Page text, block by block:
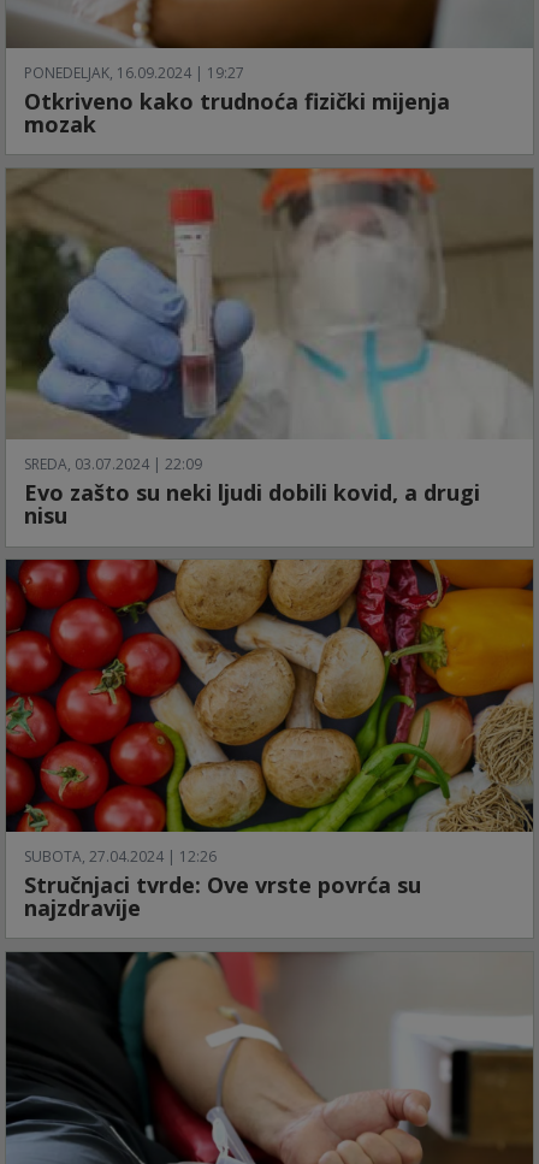
PONEDELJAK, 16.09.2024 | 19:27
Otkriveno kako trudnoća fizički mijenja
mozak
SREDA, 03.07.2024 | 22:09
Evo zašto su neki ljudi dobili kovid, a drugi
nisu
SUBOTA, 27.04.2024 | 12:26
Stručnjaci tvrde: Ove vrste povrća su
najzdravije